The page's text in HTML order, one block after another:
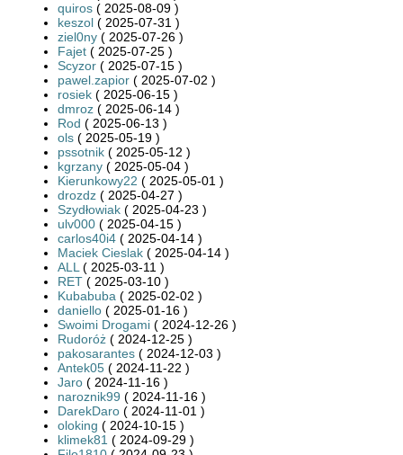
quiros ( 2025-08-09 )
keszol ( 2025-07-31 )
ziel0ny ( 2025-07-26 )
Fajet ( 2025-07-25 )
Scyzor ( 2025-07-15 )
pawel.zapior ( 2025-07-02 )
rosiek ( 2025-06-15 )
dmroz ( 2025-06-14 )
Rod ( 2025-06-13 )
ols ( 2025-05-19 )
pssotnik ( 2025-05-12 )
kgrzany ( 2025-05-04 )
Kierunkowy22 ( 2025-05-01 )
drozdz ( 2025-04-27 )
Szydłowiak ( 2025-04-23 )
ulv000 ( 2025-04-15 )
carlos40i4 ( 2025-04-14 )
Maciek Cieslak ( 2025-04-14 )
ALL ( 2025-03-11 )
RET ( 2025-03-10 )
Kubabuba ( 2025-02-02 )
daniello ( 2025-01-16 )
Swoimi Drogami ( 2024-12-26 )
Rudoróż ( 2024-12-25 )
pakosarantes ( 2024-12-03 )
Antek05 ( 2024-11-22 )
Jaro ( 2024-11-16 )
naroznik99 ( 2024-11-16 )
DarekDaro ( 2024-11-01 )
oloking ( 2024-10-15 )
klimek81 ( 2024-09-29 )